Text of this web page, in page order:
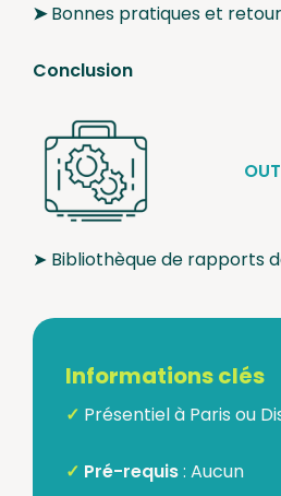
Informations clés
✓ Présentiel à Paris ou
✓ Pré-requis: Aucun
➤Bonnes pratiques et
Conclusion
➤ Bibliothèque de rapports